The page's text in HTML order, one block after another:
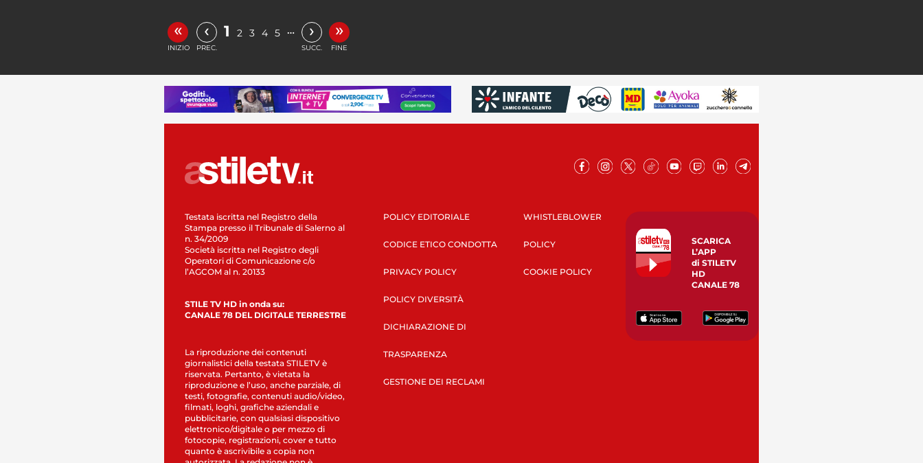
«
INIZIO
‹
PREC.
1 2 3 4 5 … ›
SUCC.
»
FINE
Testata iscritta nel Registro della
Stampa presso il Tribunale di Salerno al
n. 34/2009
Società iscritta nel Registro degli
Operatori di Comunicazione c/o
l’AGCOM al n. 20133
STILE TV HD in onda su:
CANALE 78 DEL DIGITALE TERRESTRE
La riproduzione dei contenuti
giornalistici della testata STILETV è
riservata. Pertanto, è vietata la
riproduzione e l’uso, anche parziale, di
testi, fotografie, contenuti audio/video,
filmati, loghi, grafiche aziendali e
pubblicitarie, con qualsiasi dispositivo
elettronico/digitale o per mezzo di
fotocopie, registrazioni, cover e tutto
quanto è ascrivibile a copia non
POLICY EDITORIALE
CODICE ETICO CONDOTTA
PRIVACY POLICY
POLICY DIVERSITÀ
DICHIARAZIONE DI
TRASPARENZA
GESTIONE DEI RECLAMI
WHISTLEBLOWER
POLICY
COOKIE POLICY
SCARICA
L’APP
di STILETV
HD
CANALE 78